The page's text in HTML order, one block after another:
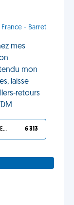
France - Barret
mes
mon
laisse
retours
TU L'AS BIEN MÉRITÉ 6 313